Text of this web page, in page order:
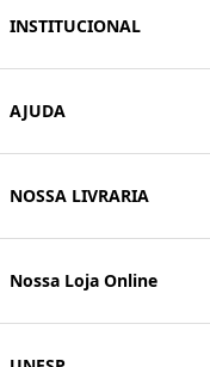
INSTITUCIONAL
AJUDA
NOSSA LIVRARIA
Nossa Loja Online